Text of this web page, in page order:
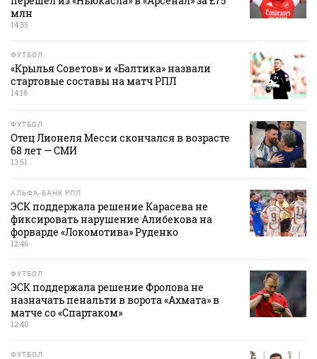
млн
14:35
ФУТБОЛ
«Крылья Советов» и «Балтика» назвали
стартовые составы на матч РПЛ
14:16
ФУТБОЛ
Отец Лионеля Месси скончался в возрасте
68 лет — СМИ
13:51
АЛЬФА-БАНК РПЛ
ЭСК поддержала решение Карасева не
фиксировать нарушение Алибекова на
форварде «Локомотива» Руденко
12:46
ФУТБОЛ
ЭСК поддержала решение Фролова не
назначать пенальти в ворота «Ахмата» в
матче со «Спартаком»
12:40
ФУТБОЛ